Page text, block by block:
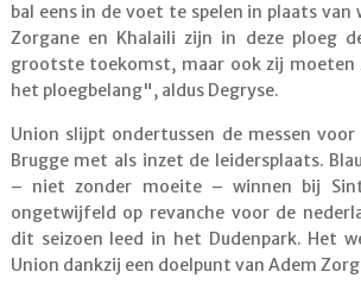
bal eens in de voet te spelen in plaats van
Zorgane en Khalaili zijn in deze ploeg
grootste toekomst, maar ook zij moeten
het ploegbelang", aldus Degryse.
Union slijpt ondertussen de messen voor
Brugge met als inzet de leidersplaats.
– niet zonder moeite – winnen bij
ongetwijfeld op revanche voor de
dit seizoen leed in het Dudenpark. Het
Union dankzij een doelpunt van Adem